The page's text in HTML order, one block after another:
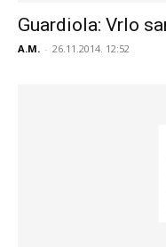
Guardiola: Vrlo
A.M. - 26.11.2014. 12:52